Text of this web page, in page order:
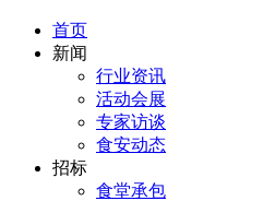
首页
新闻
行业资讯
活动会展
专家访谈
食安动态
招标
食堂承包